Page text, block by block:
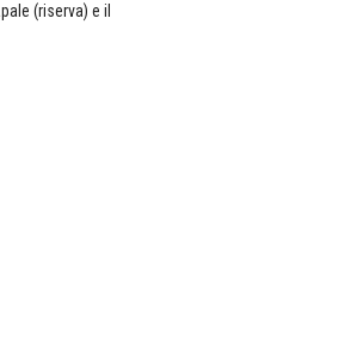
(riserva) e il